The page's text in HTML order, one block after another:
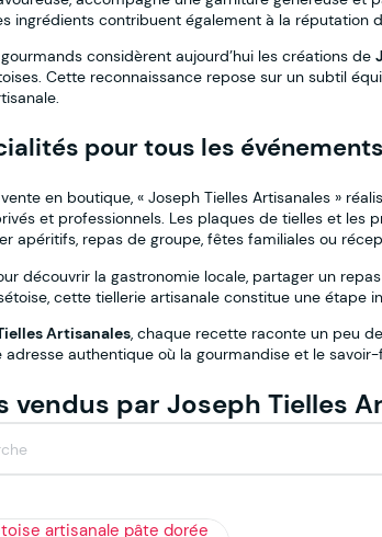
ingrédients contribuent également à la réputation
considèrent aujourd’hui les créations de
Cette reconnaissance repose sur un subtil
pour tous les événements
en boutique, « Joseph Tielles Artisanales »
et professionnels. Les plaques de tielles et les
apéritifs, repas de groupe, fêtes familiales ou
découvrir la gastronomie locale, partager un
cette tiellerie artisanale constitue une étape
Artisanales, chaque recette raconte un peu
adresse authentique où la gourmandise et le
vendus par Joseph Tielles